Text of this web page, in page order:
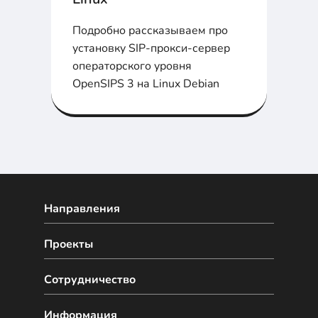
Подробно рассказываем про
установку SIP-прокси-сервер
операторского уровня
OpenSIPS 3 на Linux Debian
Направления
Сотрудничество
Проекты